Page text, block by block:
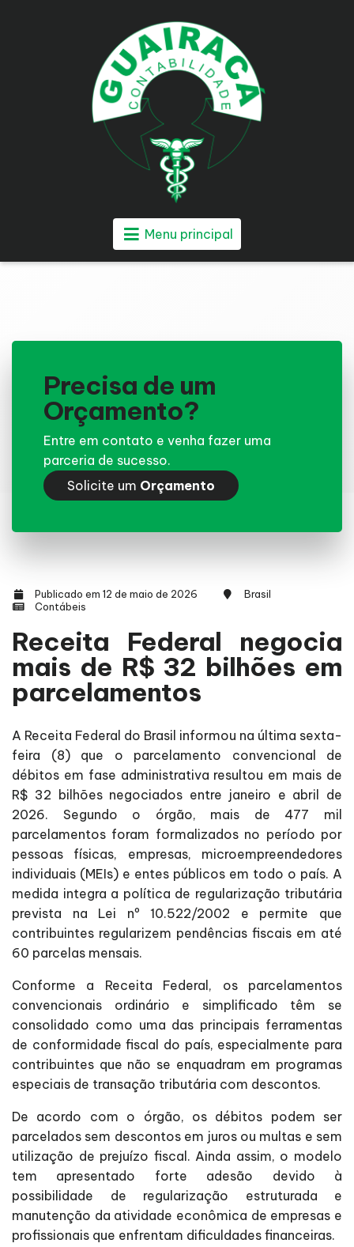
Menu principal
Precisa de um
Orçamento?
Entre em contato e venha fazer uma
parceria de sucesso.
Solicite um Orçamento
Publicado em 12 de maio de 2026
Brasil
Contábeis
Receita Federal negocia
mais de R$ 32 bilhões em
parcelamentos
A Receita Federal do Brasil informou na última sexta-
feira (8) que o parcelamento convencional de
débitos em fase administrativa resultou em mais de
R$ 32 bilhões negociados entre janeiro e abril de
2026. Segundo o órgão, mais de 477 mil
parcelamentos foram formalizados no período por
pessoas físicas, empresas, microempreendedores
individuais (MEIs) e entes públicos em todo o país. A
medida integra a política de regularização tributária
prevista na Lei nº 10.522/2002 e permite que
contribuintes regularizem pendências fiscais em até
60 parcelas mensais.
Conforme a Receita Federal, os parcelamentos
convencionais ordinário e simplificado têm se
consolidado como uma das principais ferramentas
de conformidade fiscal do país, especialmente para
contribuintes que não se enquadram em programas
especiais de transação tributária com descontos.
De acordo com o órgão, os débitos podem ser
parcelados sem descontos em juros ou multas e sem
utilização de prejuízo fiscal. Ainda assim, o modelo
tem apresentado forte adesão devido à
possibilidade de regularização estruturada e
manutenção da atividade econômica de empresas e
profissionais que enfrentam dificuldades financeiras.